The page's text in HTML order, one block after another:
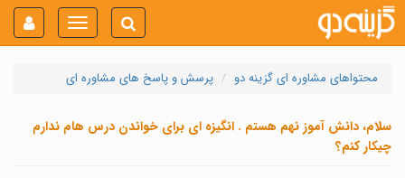
Toggle
navigation
محتواهای مشاوره ای گزینه دو پرسش و پاسخ های مشاوره ای
سلام، دانش آموز نهم هستم . انگیزه ای برای خواندن درس هام ندارم
چیکار کنم؟